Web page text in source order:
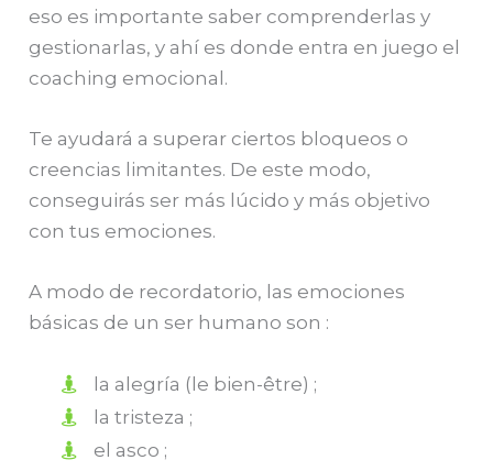
eso es importante saber comprenderlas y
gestionarlas, y ahí es donde entra en juego el
coaching emocional.
Te ayudará a superar ciertos bloqueos o
creencias limitantes. De este modo,
conseguirás ser más lúcido y más objetivo
con tus emociones.
A modo de recordatorio, las emociones
básicas de un ser humano son :
la alegría (le bien-être) ;
la tristeza ;
el asco ;